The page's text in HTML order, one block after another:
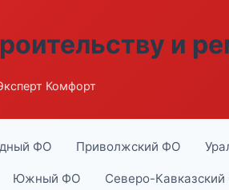
и
Комфорт
ФО Приволжский ФО
Южный ФО Северо-